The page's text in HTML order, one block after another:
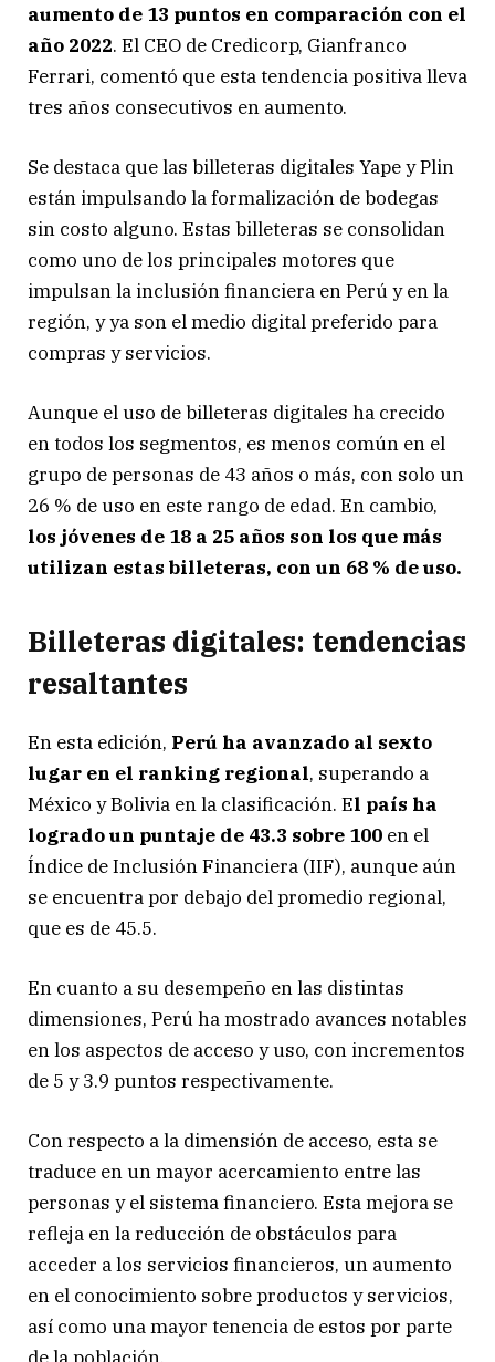
aumento de 13 puntos en comparación con el
año 2022. El CEO de Credicorp, Gianfranco
Ferrari, comentó que esta tendencia positiva lleva
tres años consecutivos en aumento.
Se destaca que las billeteras digitales Yape y Plin
están impulsando la formalización de bodegas
sin costo alguno. Estas billeteras se consolidan
como uno de los principales motores que
impulsan la inclusión financiera en Perú y en la
región, y ya son el medio digital preferido para
compras y servicios.
Aunque el uso de billeteras digitales ha crecido
en todos los segmentos, es menos común en el
grupo de personas de 43 años o más, con solo un
26 % de uso en este rango de edad. En cambio,
los jóvenes de 18 a 25 años son los que más
utilizan estas billeteras, con un 68 % de uso.
Billeteras digitales: tendencias
resaltantes
En esta edición, Perú ha avanzado al sexto
lugar en el ranking regional, superando a
México y Bolivia en la clasificación. El país ha
logrado un puntaje de 43.3 sobre 100 en el
Índice de Inclusión Financiera (IIF), aunque aún
se encuentra por debajo del promedio regional,
que es de 45.5.
En cuanto a su desempeño en las distintas
dimensiones, Perú ha mostrado avances notables
en los aspectos de acceso y uso, con incrementos
de 5 y 3.9 puntos respectivamente.
Con respecto a la dimensión de acceso, esta se
traduce en un mayor acercamiento entre las
personas y el sistema financiero. Esta mejora se
refleja en la reducción de obstáculos para
acceder a los servicios financieros, un aumento
en el conocimiento sobre productos y servicios,
así como una mayor tenencia de estos por parte